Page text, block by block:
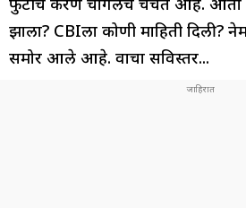
झाला? CBIला कोणी माहिती दिली?
समोर आले आहे. वाचा सविस्तर...